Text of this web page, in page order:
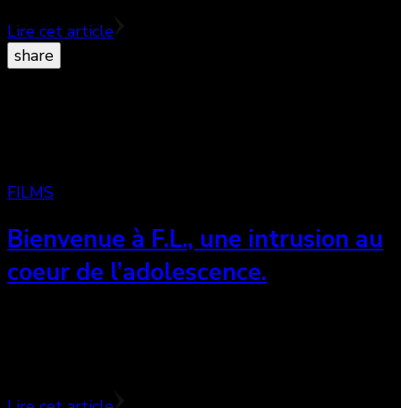
Lire cet article
share
FILMS
Bienvenue à F.L., une intrusion au
coeur de l’adolescence.